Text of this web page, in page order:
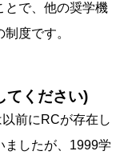
とで、他の奨学機
度です。
てください)
前にRCが存在し
ましたが、1999学